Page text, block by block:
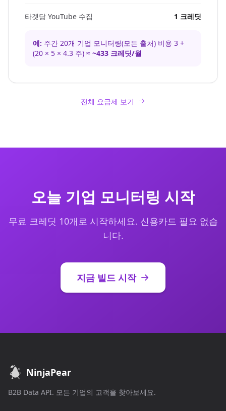
타겟당 YouTube 수집 1 크레딧
예: 주간 20개 기업 모니터링(모든 출처) 비용 3 +
(20 × 5 × 4.3 주) ≈ ~433 크레딧/월
전체 요금제 보기
오늘 기업 모니터링 시작
무료 크레딧 10개로 시작하세요. 신용카드 필요 없습
니다.
지금 빌드 시작
NinjaPear
B2B Data API. 모든 기업의 고객을 찾아보세요.